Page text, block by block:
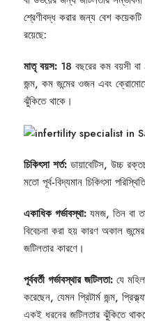
শ্রেণীবদ্ধ করার জন্য বেশ
রয়েছে:
মাতৃ বয়স: 18 বছরের কম বয়সী বা
জন্ম, কম জন্মের ওজন এবং
ঝুঁকিতে থাকে।
চিকিৎসা শর্ত: ডায়াবেটিস, উচ্চ
মতো পূর্ব-বিদ্যমান চিকিৎসা
একাধিক গর্ভাবস্থা: যমজ, তিন বা
বিবেচনা করা হয় কারণ অকাল
জটিলতার কারণে।
পূর্ববর্তী গর্ভাবস্থার জটিলতা: যে
করেছেন, যেমন প্রিটার্ম জন্ম,
একই ধরনের জটিলতার ঝুঁকিতে